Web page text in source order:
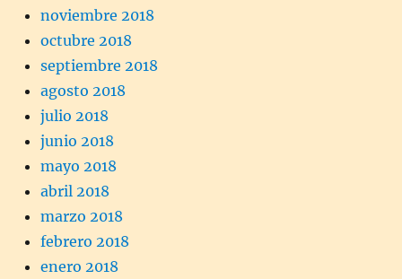
noviembre 2018
octubre 2018
septiembre 2018
agosto 2018
julio 2018
junio 2018
mayo 2018
abril 2018
marzo 2018
febrero 2018
enero 2018